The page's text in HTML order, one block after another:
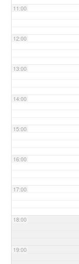
11:00
12:00
13:00
14:00
15:00
16:00
17:00
18:00
19:00